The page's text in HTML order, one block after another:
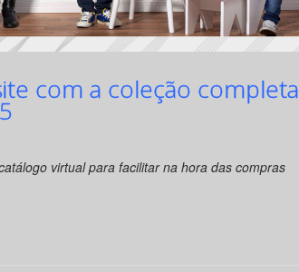
com a coleção completa
virtual para facilitar na hora das compras